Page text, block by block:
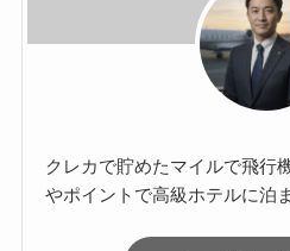
クレカで貯めたマイルで飛行
やポイントで高級ホテルに泊